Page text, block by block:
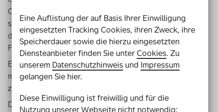
Oldenburg. Seit wir 2012 Ganztagsschule geworden
sind, sind über den Rat der Stadt spezielle Gelder für
diese Kooperationen bereitgestellt worden (s.
Faktencheck „Finanzierung“).
Es ist aber längst nicht überall Standard, dass Schulen
mit einer Vielzahl von außerschulischen Trägern
zusammenarbeiten.
Das überrascht mich tatsächlich ein wenig. In Oldenburg
Eine Auflistung der auf Basis Ihrer Einwilligung
eingesetzten Tracking Cookies, ihren Zweck, ihre
Speicherdauer sowie die hierzu eingesetzten
Diensteanbieter finden Sie unterCookies. Zu
unserem Datenschutzhinweis und Impressum
gelangen Sie hier.
Diese Einwilligung ist freiwillig und für die
Nutzung unserer Webseite nicht notwendig: